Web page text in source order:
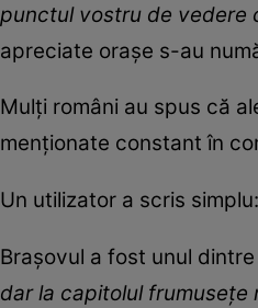
punctul vostru de vedere
apreciate orașe s-au
Mulți români au spus că
menționate constant în
Un utilizator a scris
Brașovul a fost unul
dar la capitolul frumusețe